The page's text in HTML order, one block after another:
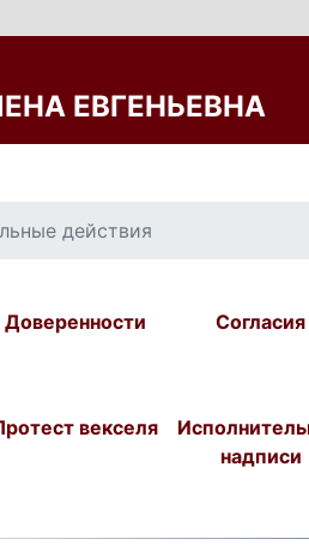
ЕВГЕНЬЕВНА
действия
Доверенности Согласия
векселя
надписи